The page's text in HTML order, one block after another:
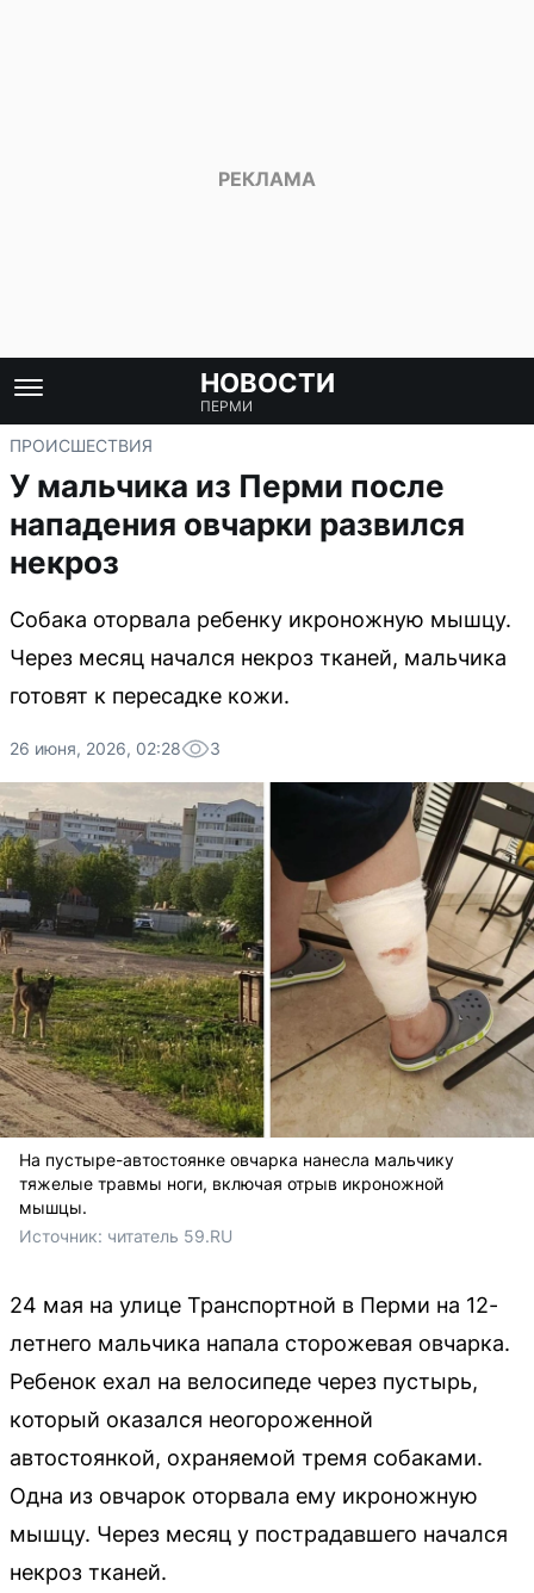
НОВОСТИ
ПЕРМИ
ПРОИСШЕСТВИЯ
У мальчика из Перми после
нападения овчарки развился
некроз
Собака оторвала ребенку икроножную мышцу.
Через месяц начался некроз тканей, мальчика
готовят к пересадке кожи.
26 июня, 2026, 02:28 3
На пустыре-автостоянке овчарка нанесла мальчику
тяжелые травмы ноги, включая отрыв икроножной
мышцы.
Источник: читатель 59.RU
24 мая на улице Транспортной в Перми на 12-
летнего мальчика напала сторожевая овчарка.
Ребенок ехал на велосипеде через пустырь,
который оказался неогороженной
автостоянкой, охраняемой тремя собаками.
Одна из овчарок оторвала ему икроножную
мышцу. Через месяц у пострадавшего начался
некроз тканей.